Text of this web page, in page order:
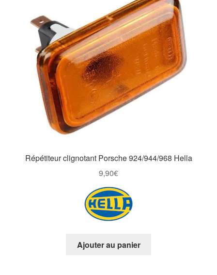
Répétiteur clignotant Porsche 924/944/968 Hella
9,90€
Ajouter au panier